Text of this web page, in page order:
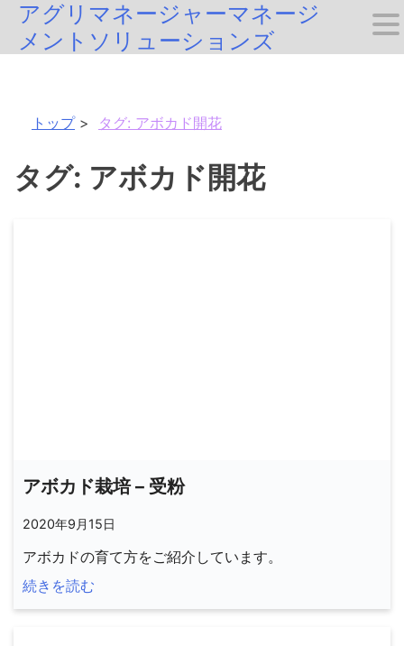
Skipアグリマネージャーマネージ
メントソリューションズ
トップ タグ: アボカド開花
タグ: アボカド開花
アボカド栽培 – 受粉
2020年9月15日
アボカドの育て方をご紹介しています。
続きを読む